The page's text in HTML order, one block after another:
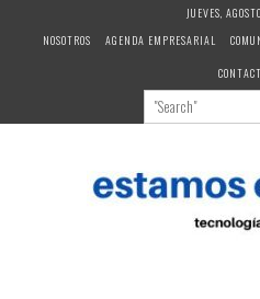
JUEVES,
NOSOTROS
AGENDA EMPRESARIAL